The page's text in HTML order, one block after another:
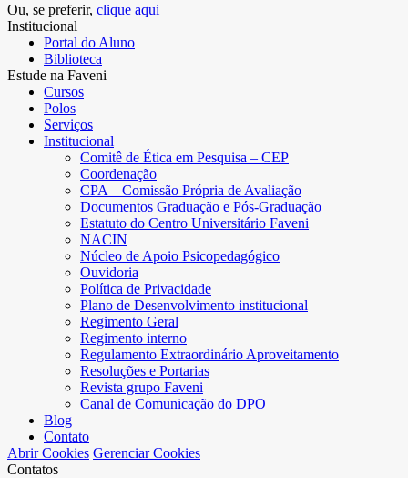
Ou, se preferir, clique aqui
Institucional
Portal do Aluno
Biblioteca
Estude na Faveni
Cursos
Polos
Serviços
Institucional
Comitê de Ética em Pesquisa – CEP
Coordenação
CPA – Comissão Própria de Avaliação
Documentos Graduação e Pós-Graduação
Estatuto do Centro Universitário Faveni
NACIN
Núcleo de Apoio Psicopedagógico
Ouvidoria
Política de Privacidade
Plano de Desenvolvimento institucional
Regimento Geral
Regimento interno
Regulamento Extraordinário Aproveitamento
Resoluções e Portarias
Revista grupo Faveni
Canal de Comunicação do DPO
Blog
Contato
Abrir Cookies Gerenciar Cookies
Contatos